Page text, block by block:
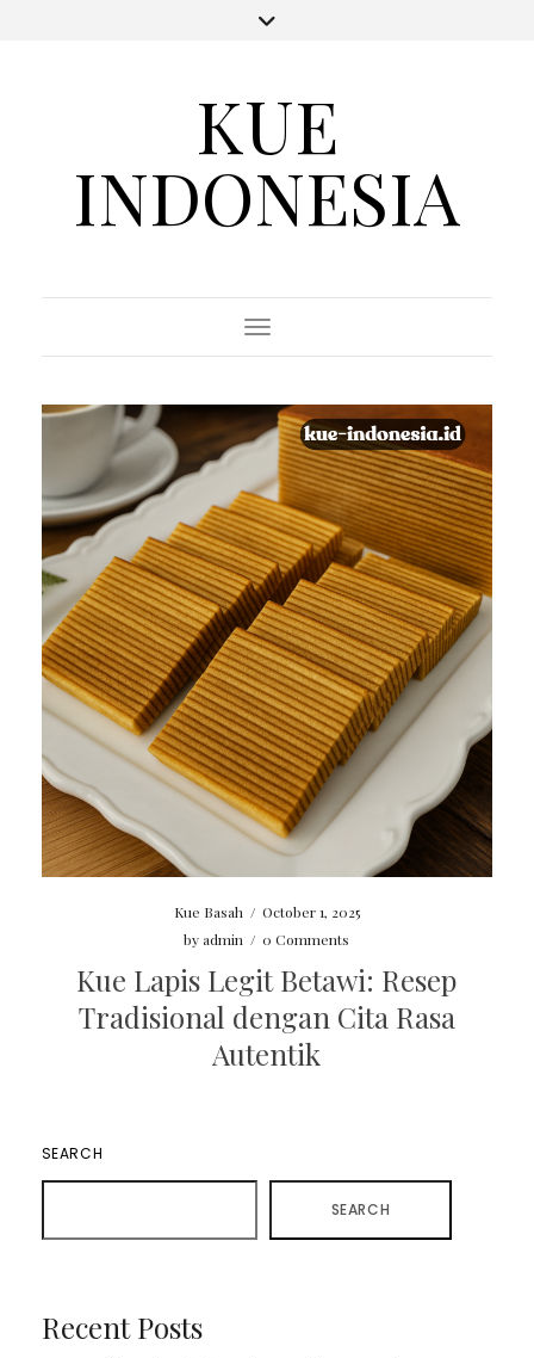
KUE
INDONESIA
Toggle Navigation
Kue Basah / October 1, 2025
byadmin / 0 Comments
Kue Lapis Legit Betawi: Resep
Tradisional dengan Cita Rasa
Autentik
SEARCH
SEARCH
Recent Posts